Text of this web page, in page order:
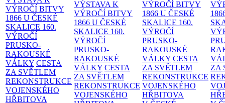
VÝROČÍ BITVY
1866 U ČESKÉ
SKALICE 160.
VÝROČÍ
PRUSKO-
RAKOUSKÉ
VÁLKY CESTA
ZA SVĚTLEM
REKONSTRUKCE
VOJENSKÉHO
HŘBITOVA
VÝSTAVA K
VÝROČÍ BITVY
1866 U ČESKÉ
SKALICE 160.
VÝROČÍ
PRUSKO-
RAKOUSKÉ
VÁLKY CESTA
ZA SVĚTLEM
REKONSTRUKCE
VOJENSKÉHO
VÝROČÍ BITVY
1866 U ČESKÉ
SKALICE 160.
VÝROČÍ
PRUSKO-
RAKOUSKÉ
VÁLKY CESTA
ZA SVĚTLEM
REKONSTRUKCE
VOJENSKÉHO
HŘBITOVA
ZA